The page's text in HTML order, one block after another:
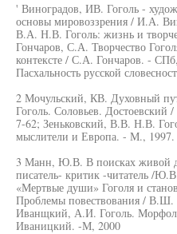
' Виноградов, ИВ. Гоголь -
основы мировоззрения / И.А.
В.А. Н.В. Гоголь: жизнь и
Гончаров, С.А. Творчество
контексте / С.А. Гончаров. -
Пасхальность русской
2 Мочульский, КВ. Духовный
Гоголь. Соловьев.
7-62; Зеньковский, В.В. Н.В.
мыслители и Европа. - М.,
3 Манн, Ю.В. В поисках живой
писатель- критик -читатель /
«Мертвые души» Гоголя и
Проблемы повествования /
Иванщкий, А.И. Гоголь.
Иваницкий. -М, 2000